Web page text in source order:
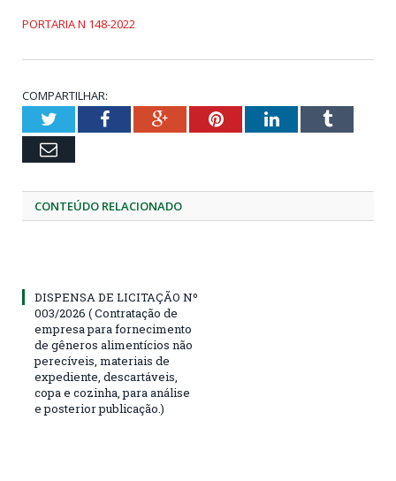
PORTARIA N 148-2022
COMPARTILHAR:
TwitterFacebookGoogle+PinterestLinkedInTumblr
Email
CONTEÚDO RELACIONADO
DISPENSA DE LICITAÇÃO Nº
003/2026 ( Contratação de
empresa para fornecimento
de gêneros alimentícios não
perecíveis, materiais de
expediente, descartáveis,
copa e cozinha, para análise
e posterior publicação.)